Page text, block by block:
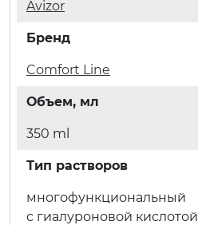
Avizor
Бренд
Comfort Line
Объем, мл
350 ml
Тип растворов
многофункциональный
с гиалуроновой кислотой